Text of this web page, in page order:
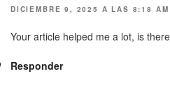
DICIEMBRE 9, 2025 A LAS 8:18 AM
Your article helped me a lot, is
Responder